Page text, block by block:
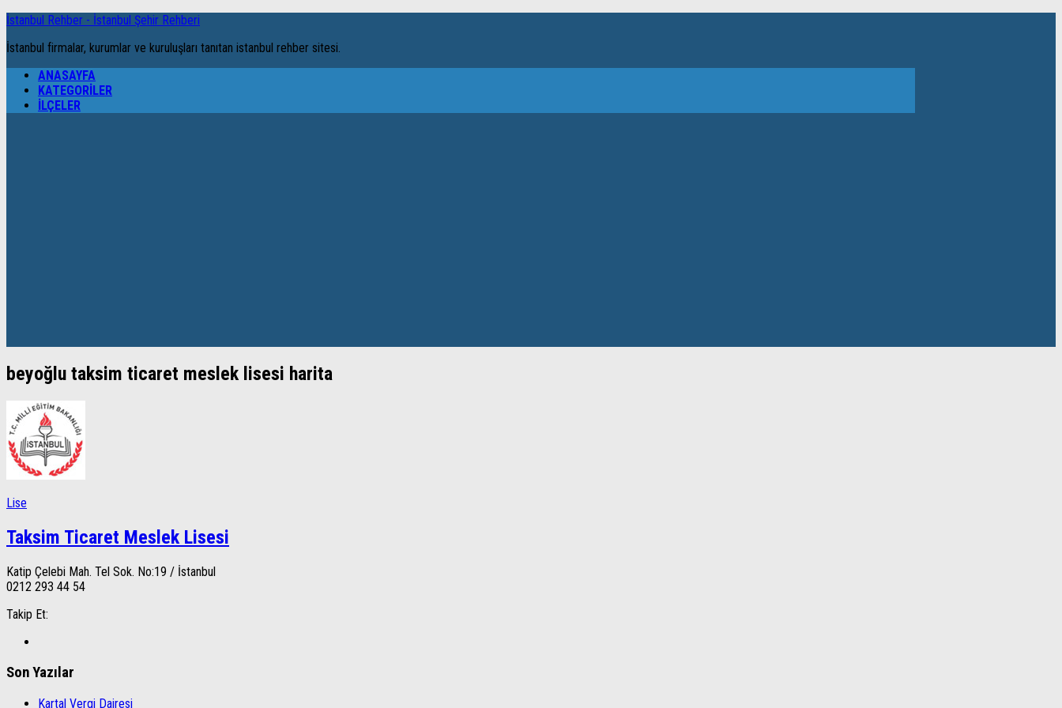
İstanbul Rehber - İstanbul Şehir Rehberi
İstanbul firmalar, kurumlar ve kuruluşları tanıtan istanbul rehber sitesi.
ANASAYFA
KATEGORILER
İLÇELER
beyoğlu taksim ticaret meslek lisesi harita
Lise
Taksim Ticaret Meslek Lisesi
Katip Çelebi Mah. Tel Sok. No:19 / İstanbul
0212 293 44 54
Takip Et:
Son Yazılar
Kartal Vergi Dairesi